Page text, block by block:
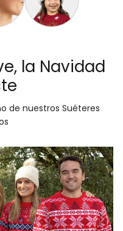
la Navidad
de nuestros Suéteres